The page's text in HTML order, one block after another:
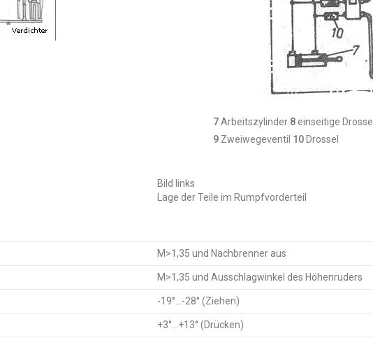
7Arbeitszylinder 8einseitige Drossel
9Zweiwegeventil 10Drossel
Bild links
Lage der Teile im Rumpfvorderteil
M>1,35 und Nachbrenner aus
M>1,35 und Ausschlagwinkel des Höhenruders
-19°…-28° (Ziehen)
+3°…+13° (Drücken)